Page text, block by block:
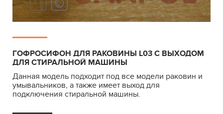
ГОФРОСИФОН ДЛЯ РАКОВИНЫ L03 С ВЫХОДОМ
ДЛЯ СТИРАЛЬНОЙ МАШИНЫ
Данная модель подходит под все модели раковин и
умывальников, а также имеет выход для
подключения стиральной машины.